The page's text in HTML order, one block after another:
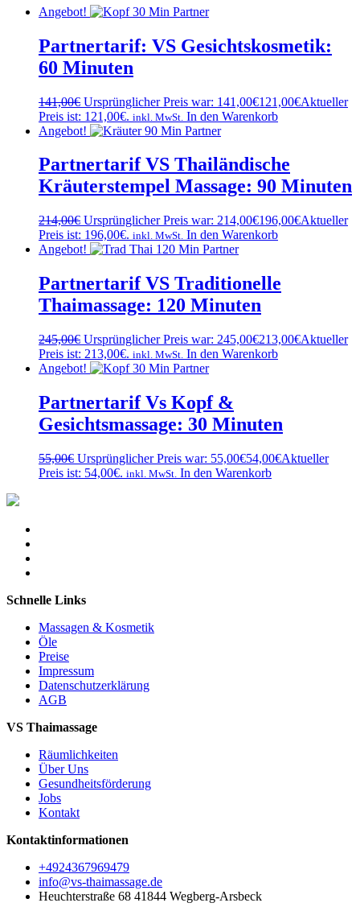
Angebot!
Partnertarif: VS Gesichtskosmetik:
60 Minuten
141,00€ Ursprünglicher Preis war: 141,00€121,00€Aktueller
Preis ist: 121,00€. inkl. MwSt. In den Warenkorb
Angebot!
Partnertarif VS Thailändische
Kräuterstempel Massage: 90 Minuten
214,00€ Ursprünglicher Preis war: 214,00€196,00€Aktueller
Preis ist: 196,00€. inkl. MwSt. In den Warenkorb
Angebot!
Partnertarif VS Traditionelle
Thaimassage: 120 Minuten
245,00€ Ursprünglicher Preis war: 245,00€213,00€Aktueller
Preis ist: 213,00€. inkl. MwSt. In den Warenkorb
Angebot!
Partnertarif Vs Kopf &
Gesichtsmassage: 30 Minuten
55,00€ Ursprünglicher Preis war: 55,00€54,00€Aktueller
Preis ist: 54,00€. inkl. MwSt. In den Warenkorb
Schnelle Links
Massagen & Kosmetik
Öle
Preise
Impressum
Datenschutzerklärung
AGB
VS Thaimassage
Räumlichkeiten
Über Uns
Gesundheitsförderung
Jobs
Kontakt
Kontaktinformationen
+4924367969479
info@vs-thaimassage.de
Heuchterstraße 68 41844 Wegberg-Arsbeck